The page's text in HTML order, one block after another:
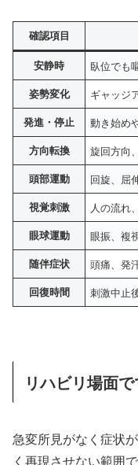
確認項目
安静時 臥位でも
姿勢変化 ギャッジ
発進・停止 動き始め
方向転換 旋回方向
頭部運動 回旋、屈
視覚刺激 人の流れ
眼球運動 眼振、複
随伴症状 頭痛、発
回復時間 刺激中止
リハビリ場面
急変所見がなく症状
く再現させない範囲